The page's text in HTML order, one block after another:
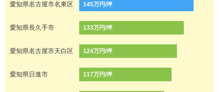
愛知県名古屋市名東区 145万円/坪
愛知県長久手市 133万円/坪
愛知県名古屋市天白区 124万円/坪
愛知県日進市 117万円/坪